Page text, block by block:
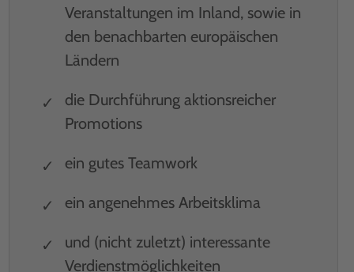
Veranstaltungen im Inland, sowie in
den benachbarten europäischen
Ländern
die Durchführung aktionsreicher
Promotions
ein gutes Teamwork
ein angenehmes Arbeitsklima
und (nicht zuletzt) interessante
Verdienstmöglichkeiten